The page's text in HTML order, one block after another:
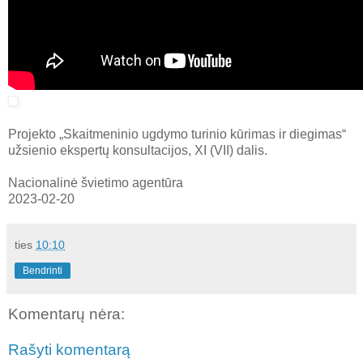
Projekto „Skaitmeninio ugdymo turinio kūrimas ir diegimas“
užsienio ekspertų konsultacijos, XI (VII) dalis.
Nacionalinė švietimo agentūra
2023-02-20
ties 10:10
Bendrinti
Komentarų nėra:
Rašyti komentarą